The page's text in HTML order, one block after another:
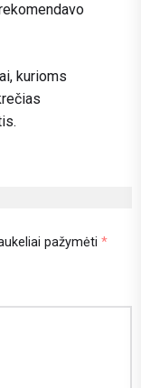
kurioms
pažymėti *